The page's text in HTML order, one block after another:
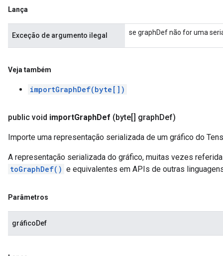
Lança
Exceção de argumento ilegal se graphDef não for uma
Veja também
importGraphDef(byte[])
public void importGraphDef (byte[] graphDef)
Importe uma representação serializada de um gráfico do
A representação serializada do gráfico, muitas vezes
toGraphDef() e equivalentes em APIs de outras
Parâmetros
gráficoDef